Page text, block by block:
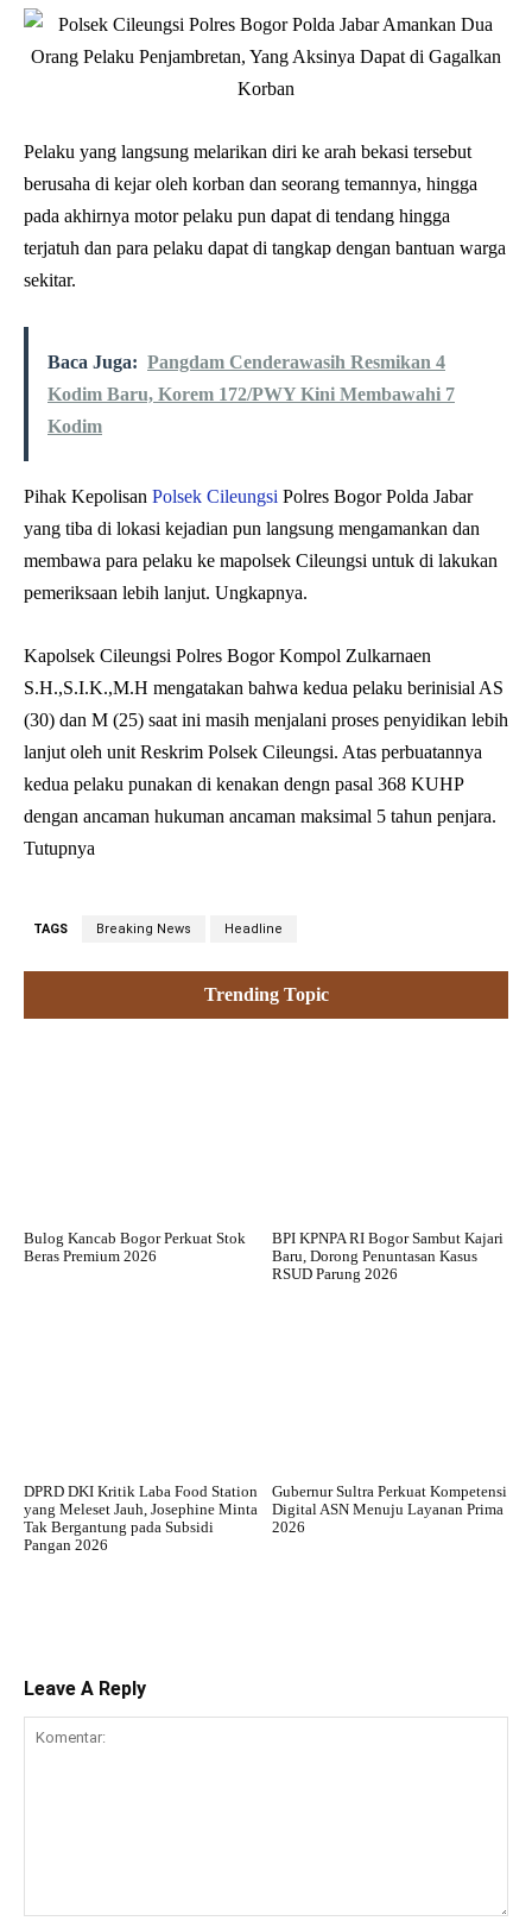
Pelaku yang langsung melarikan diri ke arah bekasi tersebut
berusaha di kejar oleh korban dan seorang temannya, hingga
pada akhirnya motor pelaku pun dapat di tendang hingga
terjatuh dan para pelaku dapat di tangkap dengan bantuan warga
sekitar.
Baca Juga: Pangdam Cenderawasih Resmikan 4
Kodim Baru, Korem 172/PWY Kini Membawahi 7
Kodim
Pihak Kepolisan Polsek Cileungsi Polres Bogor Polda Jabar
yang tiba di lokasi kejadian pun langsung mengamankan dan
membawa para pelaku ke mapolsek Cileungsi untuk di lakukan
pemeriksaan lebih lanjut. Ungkapnya.
Kapolsek Cileungsi Polres Bogor Kompol Zulkarnaen
S.H.,S.I.K.,M.H mengatakan bahwa kedua pelaku berinisial AS
(30) dan M (25) saat ini masih menjalani proses penyidikan lebih
lanjut oleh unit Reskrim Polsek Cileungsi. Atas perbuatannya
kedua pelaku punakan di kenakan dengn pasal 368 KUHP
dengan ancaman hukuman ancaman maksimal 5 tahun penjara.
Tutupnya
TAGS Breaking News Headline
Trending Topic
Bulog Kancab Bogor Perkuat Stok
Beras Premium 2026
BPI KPNPA RI Bogor Sambut Kajari
Baru, Dorong Penuntasan Kasus
RSUD Parung 2026
DPRD DKI Kritik Laba Food Station
yang Meleset Jauh, Josephine Minta
Tak Bergantung pada Subsidi
Pangan 2026
Gubernur Sultra Perkuat Kompetensi
Digital ASN Menuju Layanan Prima
2026
Leave A Reply